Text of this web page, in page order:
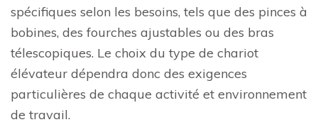
spécifiques selon les besoins, tels que des pinces à
bobines, des fourches ajustables ou des bras
télescopiques. Le choix du type de chariot
élévateur dépendra donc des exigences
particulières de chaque activité et environnement
de travail.